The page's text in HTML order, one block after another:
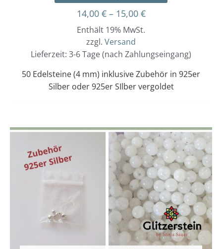
14,00 € – 15,00 €
Enthält 19% MwSt.
zzgl. Versand
Lieferzeit: 3-6 Tage (nach Zahlungseingang)
50 Edelsteine (4 mm) inklusive Zubehör in 925er
Silber oder 925er SIlber vergoldet
Dieses
Produkt
weist
mehrere
Varianten
auf.
Die
Optionen
können
auf
Preisspanne:
18,00 €
bis
19,00 €